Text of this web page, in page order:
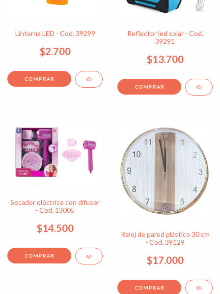
Linterna LED - Cod. 39299
$2.700
Reflector led solar - Cod.
39291
$13.700
Secador eléctrico con difusor
- Cod. 13005
$14.500
Reloj de pared plástico 30 cm
- Cod. 39129
$17.000